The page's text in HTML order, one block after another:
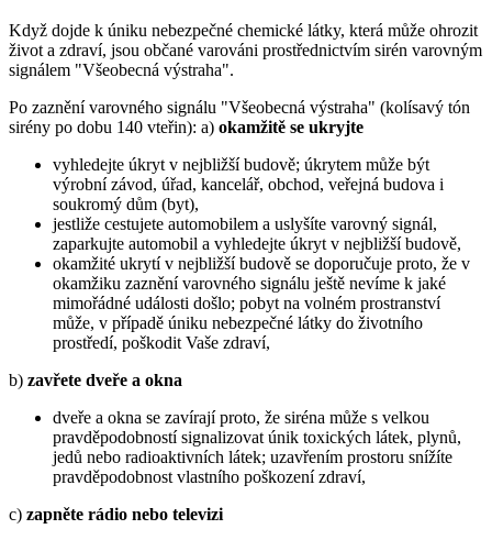
Když dojde k úniku nebezpečné chemické látky, která může ohrozit
život a zdraví, jsou občané varováni prostřednictvím sirén varovným
signálem "Všeobecná výstraha".
Po zaznění varovného signálu "Všeobecná výstraha" (kolísavý tón
sirény po dobu 140 vteřin): a) okamžitě se ukryjte
vyhledejte úkryt v nejbližší budově; úkrytem může být
výrobní závod, úřad, kancelář, obchod, veřejná budova i
soukromý dům (byt),
jestliže cestujete automobilem a uslyšíte varovný signál,
zaparkujte automobil a vyhledejte úkryt v nejbližší budově,
okamžité ukrytí v nejbližší budově se doporučuje proto, že v
okamžiku zaznění varovného signálu ještě nevíme k jaké
mimořádné události došlo; pobyt na volném prostranství
může, v případě úniku nebezpečné látky do životního
prostředí, poškodit Vaše zdraví,
b) zavřete dveře a okna
dveře a okna se zavírají proto, že siréna může s velkou
pravděpodobností signalizovat únik toxických látek, plynů,
jedů nebo radioaktivních látek; uzavřením prostoru snížíte
pravděpodobnost vlastního poškození zdraví,
c) zapněte rádio nebo televizi